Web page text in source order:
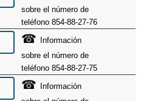
sobre el número de
teléfono 854-88-27-76
☎
Información
sobre el número de
teléfono 854-88-27-75
☎
Información